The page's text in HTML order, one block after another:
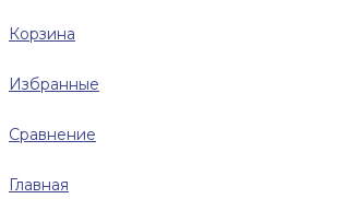
Корзина
Избранные
Сравнение
Главная